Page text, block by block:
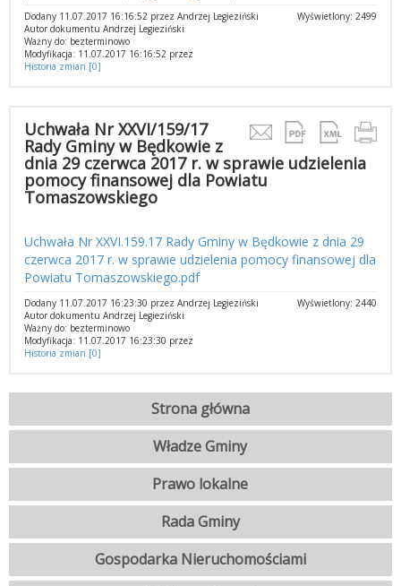
Wyświetlony: 2499
Dodany 11.07.2017 16:16:52 przez Andrzej Legieziński
Autor dokumentu Andrzej Legieziński
Ważny do: bezterminowo
Modyfikacja: 11.07.2017 16:16:52 przez
Historia zmian [0]
Uchwała Nr XXVI/159/17
Rady Gminy w Będkowie z
dnia 29 czerwca 2017 r. w sprawie udzielenia
pomocy finansowej dla Powiatu
Tomaszowskiego
Uchwała Nr XXVI.159.17 Rady Gminy w Będkowie z dnia 29
czerwca 2017 r. w sprawie udzielenia pomocy finansowej dla
Powiatu Tomaszowskiego.pdf
Wyświetlony: 2440
Dodany 11.07.2017 16:23:30 przez Andrzej Legieziński
Autor dokumentu Andrzej Legieziński
Ważny do: bezterminowo
Modyfikacja: 11.07.2017 16:23:30 przez
Historia zmian [0]
Strona główna
Władze Gminy
Prawo lokalne
Rada Gminy
Gospodarka Nieruchomościami